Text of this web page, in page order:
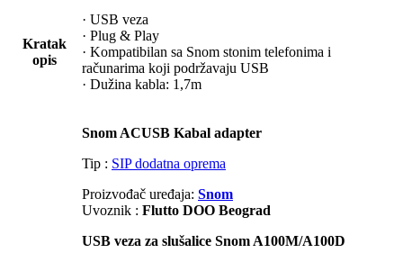
Kratak
opis
· USB veza
· Plug & Play
· Kompatibilan sa Snom stonim telefonima i
računarima koji podržavaju USB
· Dužina kabla: 1,7m
Snom ACUSB Kabal adapter
Tip : SIP dodatna oprema
Proizvođač uređaja: Snom
Uvoznik : Flutto DOO Beograd
USB veza za slušalice Snom A100M/A100D